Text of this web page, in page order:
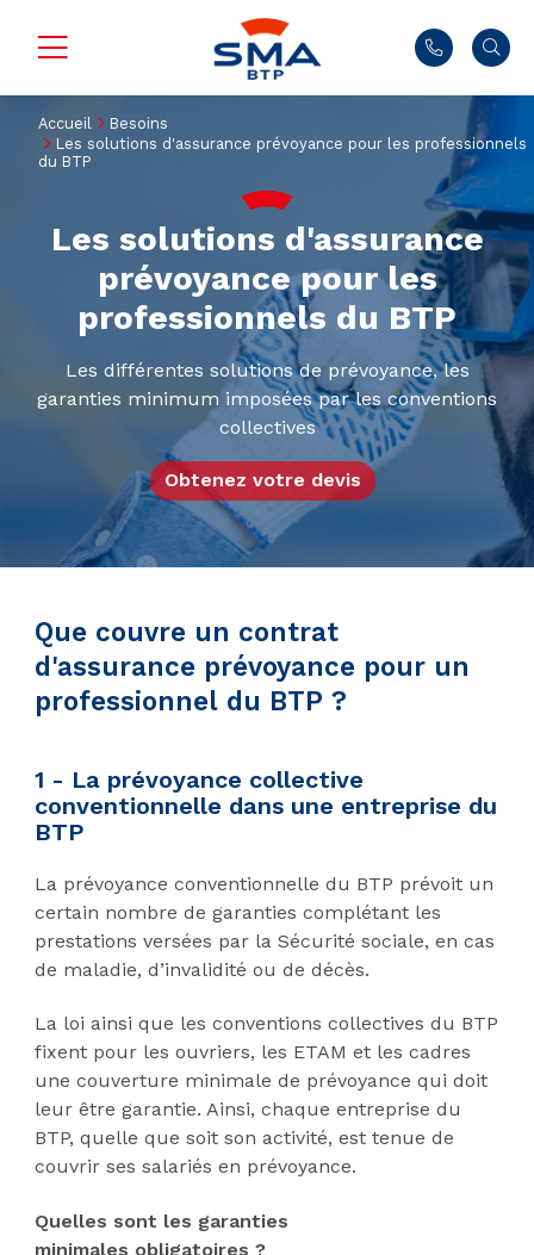
Accueil
Besoins
Les solutions d'assurance prévoyance pour les professionnels
du BTP
Les solutions d'assurance
prévoyance pour les
professionnels du BTP
Les différentes solutions de prévoyance, les
garanties minimum imposées par les conventions
collectives
Obtenez votre devis
Que couvre un contrat
d'assurance prévoyance pour un
professionnel du BTP ?
1 - La prévoyance collective
conventionnelle dans une entreprise du
BTP
La prévoyance conventionnelle du BTP prévoit un
certain nombre de garanties complétant les
prestations versées par la Sécurité sociale, en cas
de maladie, d’invalidité ou de décès.
La loi ainsi que les conventions collectives du BTP
fixent pour les ouvriers, les ETAM et les cadres
une couverture minimale de prévoyance qui doit
leur être garantie. Ainsi, chaque entreprise du
BTP, quelle que soit son activité, est tenue de
couvrir ses salariés en prévoyance.
Quelles sont les garanties
minimales obligatoires ?